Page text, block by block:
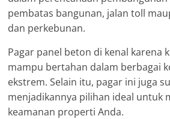
pembatas bangunan, jalan toll
dan perkebunan.
Pagar panel beton di kenal karena
mampu bertahan dalam berbagai
ekstrem. Selain itu, pagar ini juga
menjadikannya pilihan ideal untuk
keamanan properti Anda.